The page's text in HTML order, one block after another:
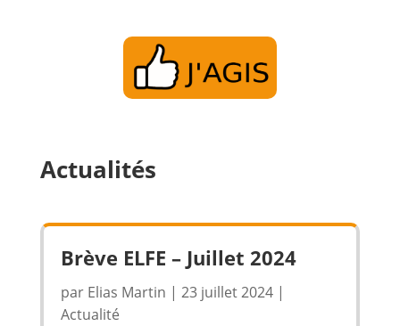
Actualités
Brève ELFE – Juillet 2024
par Elias Martin | 23 juillet 2024|
Actualité